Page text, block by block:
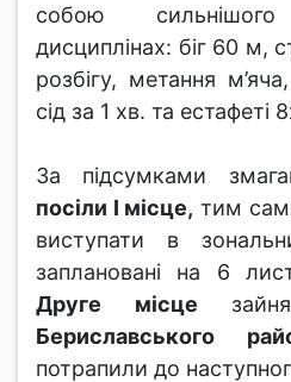
собою
дисциплінах: біг 60 м,
розбігу, метання
сід за 1 хв. та естафеті
За підсумками
посіли І місце, тим
виступати в
заплановані на 6
Друге місце
Бериславського
потрапили до